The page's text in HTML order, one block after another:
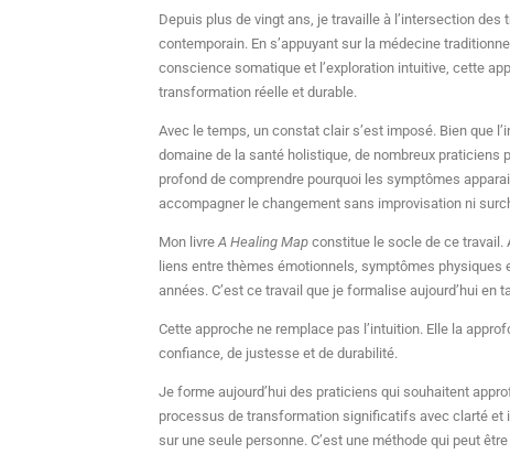
Depuis plus de vingt ans, je travaille à l’intersection
contemporain. En s’appuyant sur la médecine
conscience somatique et l’exploration intuitive, cette
transformation réelle et durable.
Avec le temps, un constat clair s’est imposé. Bien que
domaine de la santé holistique, de nombreux praticiens
profond de comprendre pourquoi les symptômes
accompagner le changement sans improvisation ni
Mon livreA Healing Map constitue le socle de ce travail.
liens entre thèmes émotionnels, symptômes
années. C’est ce travail que je formalise aujourd’hui en
Cette approche ne remplace pas l’intuition. Elle la
confiance, de justesse et de durabilité.
Je forme aujourd’hui des praticiens qui souhaitent
processus de transformation significatifs avec clarté et
sur une seule personne. C’est une méthode qui peut